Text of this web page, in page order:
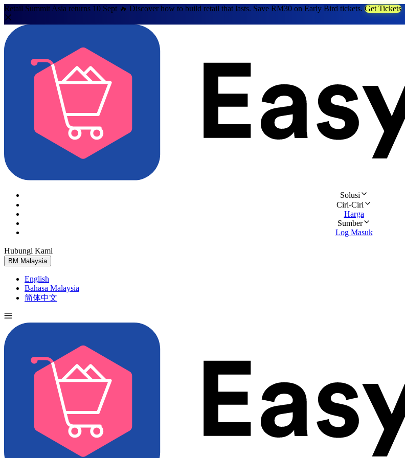
Retail Summit Asia returns 10 Sept 🔥 Discover how to build retail that lasts. Save RM30 on Early Bird tickets. Get Tickets
Solusi
Ciri-Ciri
Harga
Sumber
Log Masuk
Hubungi Kami
BM Malaysia
English
Bahasa Malaysia
简体中文